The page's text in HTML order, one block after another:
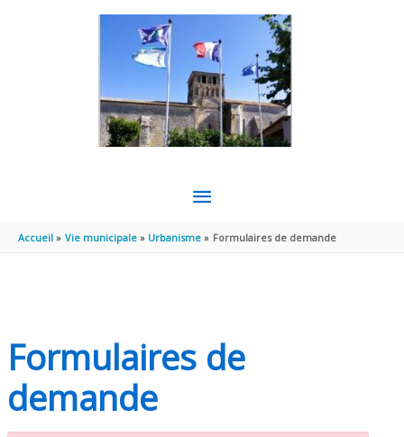
MENU
PRINCIPAL
Accueil Vie municipale Urbanisme Formulaires de demande
Formulaires de
demande